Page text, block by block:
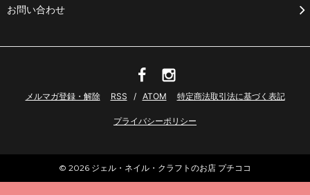
お問い合わせ
メルマガ登録・解除 RSS / ATOM 特定商法取引法に基づく表記
プライバシーポリシー
© 2026 ジェル・ネイル・クラフトのお店 プチココ